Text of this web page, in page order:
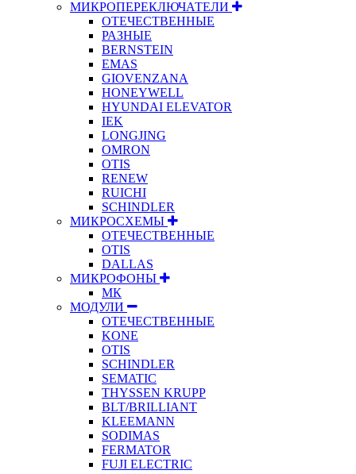
МИКРОПЕРЕКЛЮЧАТЕЛИ
ОТЕЧЕСТВЕННЫЕ
РАЗНЫЕ
BERNSTEIN
EMAS
GIOVENZANA
HONEYWELL
HYUNDAI ELEVATOR
IEK
LONGJING
OMRON
OTIS
RENEW
RUICHI
SCHINDLER
МИКРОСХЕМЫ
ОТЕЧЕСТВЕННЫЕ
OTIS
DALLAS
МИКРОФОНЫ
МК
МОДУЛИ
ОТЕЧЕСТВЕННЫЕ
KONE
OTIS
SCHINDLER
SEMATIC
THYSSEN KRUPP
BLT/BRILLIANT
KLEEMANN
SODIMAS
FERMATOR
FUJI ELECTRIC